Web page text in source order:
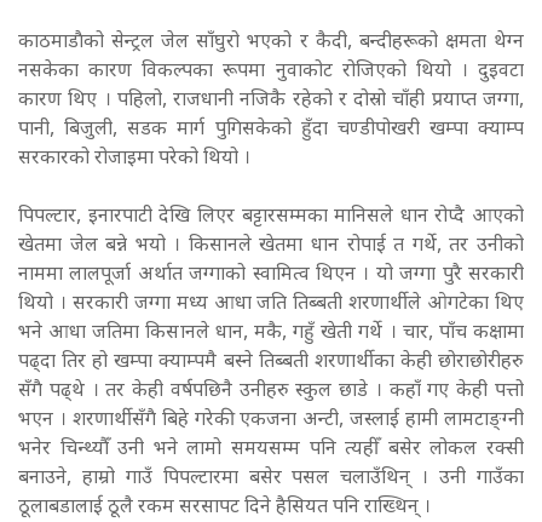
काठमाडाैको सेन्ट्रल जेल साँघुरो भएको र कैदी, बन्दीहरूको क्षमता थेग्न
नसकेका कारण विकल्पका रूपमा नुवाकोट रोजिएको थियो । दुइवटा
कारण थिए । पहिलो, राजधानी नजिकै रहेको र दोस्रो चाँही प्रयाप्त जग्गा,
पानी, बिजुली, सडक मार्ग पुगिसकेको हुँदा चण्डीपोखरी खम्पा क्याम्प
सरकारको रोजाइमा परेको थियो ।
पिपल्टार, इनारपाटी देखि लिएर बट्टारसम्मका मानिसले धान रोप्दै आएको
खेतमा जेल बन्ने भयो । किसानले खेतमा धान रोपाई त गर्थे, तर उनीको
नाममा लालपूर्जा अर्थात जग्गाको स्वामित्व थिएन । यो जग्गा पुरै सरकारी
थियो । सरकारी जग्गा मध्य आधा जति तिब्बती शरणार्थीले ओगटेका थिए
भने आधा जतिमा किसानले धान, मकै, गहुँ खेती गर्थे । चार, पाँच कक्षामा
पढ्दा तिर हो खम्पा क्याम्पमै बस्ने तिब्बती शरणार्थीका केही छोराछोरीहरु
सँगै पढ्थे । तर केही वर्षपछिनै उनीहरु स्कुल छाडे । कहाँ गए केही पत्तो
भएन । शरणार्थीसँगै बिहे गरेकी एकजना अन्टी, जस्लाई हामी लामटाङ्ग्नी
भनेर चिन्थ्यौँ उनी भने लामो समयसम्म पनि त्यहीँ बसेर लोकल रक्सी
बनाउने, हाम्रो गाउँ पिपल्टारमा बसेर पसल चलाउँथिन् । उनी गाउँका
ठूलाबडालाई ठूलै रकम सरसापट दिने हैसियत पनि राख्थिन् ।